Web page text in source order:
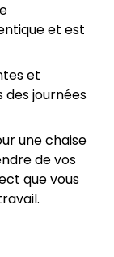
et est
et
journées
une chaise
de vos
que vous